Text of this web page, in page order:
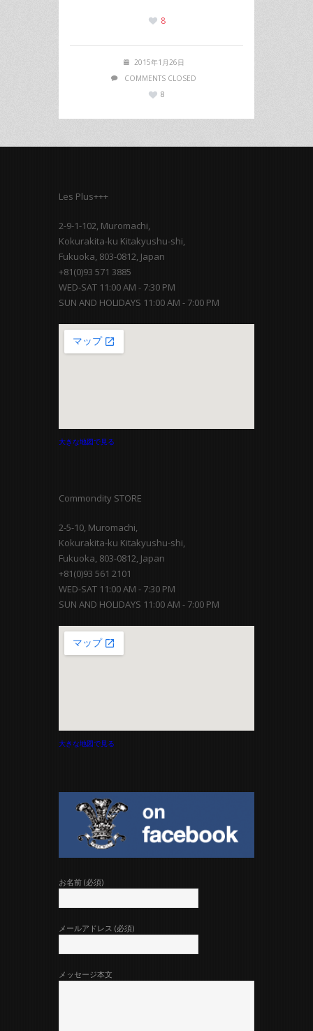
8
2015年1月26日
COMMENTS CLOSED
8
Les Plus+++
2-9-1-102, Muromachi,
Kokurakita-ku Kitakyushu-shi,
Fukuoka, 803-0812, Japan
+81(0)93 571 3885
WED-SAT 11:00 AM - 7:30 PM
SUN AND HOLIDAYS 11:00 AM - 7:00 PM
大きな地図で見る
Commondity STORE
2-5-10, Muromachi,
Kokurakita-ku Kitakyushu-shi,
Fukuoka, 803-0812, Japan
+81(0)93 561 2101
WED-SAT 11:00 AM - 7:30 PM
SUN AND HOLIDAYS 11:00 AM - 7:00 PM
大きな地図で見る
お名前 (必須)
メールアドレス (必須)
メッセージ本文